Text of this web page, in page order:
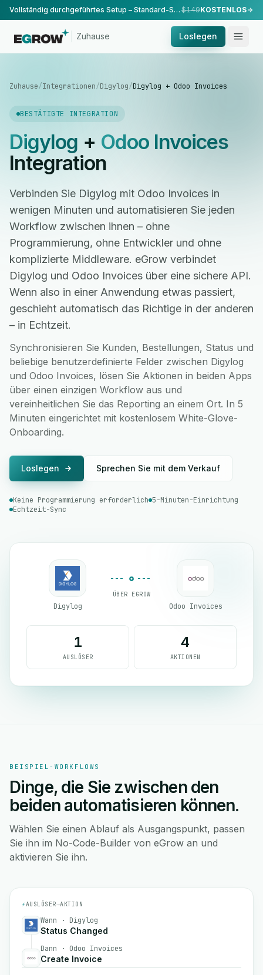
Vollständig durchgeführtes Setup – Standard-Setup, durchgeführt von unserem Team. $149KOSTENLOS
Zuhause Loslegen
Zuhause/Integrationen/Digylog/Digylog + Odoo Invoices
BESTÄTIGTE INTEGRATION
Digylog + Odoo Invoices
Integration
Verbinden Sie Digylog mit Odoo Invoices in
wenigen Minuten und automatisieren Sie jeden
Workflow zwischen ihnen – ohne
Programmierung, ohne Entwickler und ohne
komplizierte Middleware. eGrow verbindet
Digylog und Odoo Invoices über eine sichere API.
Wenn also in einer Anwendung etwas passiert,
geschieht automatisch das Richtige in der anderen
– in Echtzeit.
Synchronisieren Sie Kunden, Bestellungen, Status und
beliebige benutzerdefinierte Felder zwischen Digylog
und Odoo Invoices, lösen Sie Aktionen in beiden Apps
über einen einzigen Workflow aus und
vereinheitlichen Sie das Reporting an einem Ort. In 5
Minuten eingerichtet mit kostenlosem White-Glove-
Onboarding.
Loslegen Sprechen Sie mit dem Verkauf
Keine Programmierung erforderlich 5-Minuten-Einrichtung
Echtzeit-Sync
Digylog
ÜBER EGROW
Odoo Invoices
1
AUSLÖSER
4
AKTIONEN
BEISPIEL-WORKFLOWS
Dinge, die Sie zwischen den
beiden automatisieren können.
Wählen Sie einen Ablauf als Ausgangspunkt, passen
Sie ihn im No-Code-Builder von eGrow an und
aktivieren Sie ihn.
⚡AUSLÖSER→AKTION
Wann · Digylog
Status Changed
Dann · Odoo Invoices
Create Invoice